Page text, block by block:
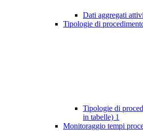
Dati aggregati
Tipologie di
Tipologie di
in tabelle) 1
Monitoraggio tempi